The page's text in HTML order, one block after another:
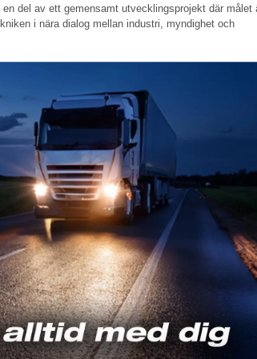
del av ett gemensamt utvecklingsprojekt där målet
i nära dialog mellan industri, myndighet och